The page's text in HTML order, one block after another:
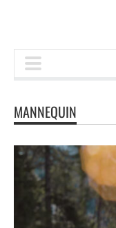
MANNEQUIN